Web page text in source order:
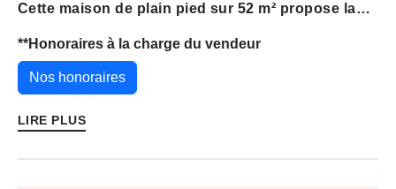
Cette maison de plain pied sur 52 m² propose la
- 1Grande pièce de vie avec cuisine aménagée et
équipée (31 m²),
- 1Chambre (10,7 m²)
- 1 Salle d'eau avec douche PMR et WC (5,8 m²)
- 1 Cellier (4,7 m²)
**Honoraires à la charge du vendeur
Nos honoraires
LIRE PLUS